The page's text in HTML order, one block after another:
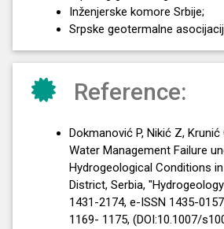
Inženjerske komore Srbije;
Srpske geotermalne
Reference:
Dokmanović P, Nikić Z, Krunić
Water Management Failure
Hydrogeological Conditions
District, Serbia,
1431-2174, e-ISSN 1435-
1169- 1175, (DOI:10.1007/